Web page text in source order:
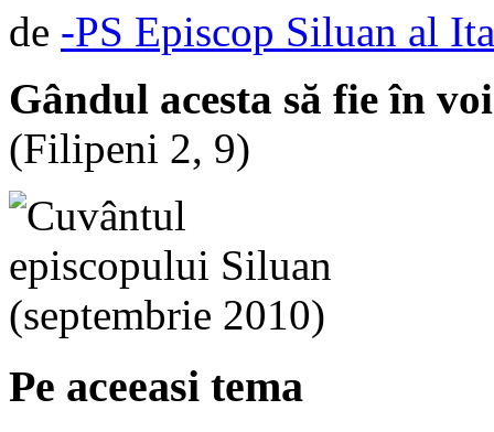
de -PS Episcop Siluan al
Gândul acesta să fie în
(Filipeni 2, 9)
Pe aceeasi tema